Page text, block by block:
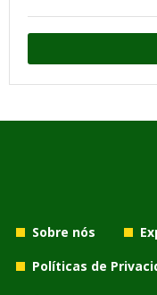
Sobre nós
Políticas de